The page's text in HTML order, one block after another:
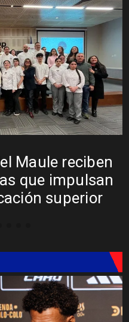
Maule reciben
que impulsan
superior